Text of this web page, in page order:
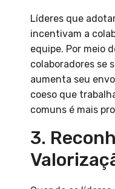
Líderes que
incentivam a
equipe. Por meio
colaboradores se
aumenta seu
coeso que
comuns é mais
3.